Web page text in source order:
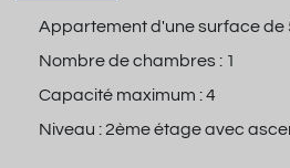
Appartement d'une surface de
Nombre de chambres : 1
Capacité maximum :4
Niveau :2ème étage avec